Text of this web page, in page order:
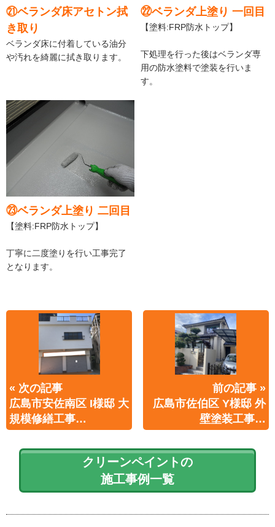
㉑ベランダ床アセトン拭
き取り
ベランダ床に付着している油分
や汚れを綺麗に拭き取ります。
㉒ベランダ上塗り 一回目
【塗料:FRP防水トップ】
下処理を行った後はベランダ専
用の防水塗料で塗装を行いま
す。
㉓ベランダ上塗り 二回目
【塗料:FRP防水トップ】
丁寧に二度塗りを行い工事完了
となります。
« 次の記事
広島市安佐南区 I様邸 大
規模修繕工事…
前の記事 »
広島市佐伯区 Y様邸 外
壁塗装工事…
クリーンペイントの
施工事例一覧